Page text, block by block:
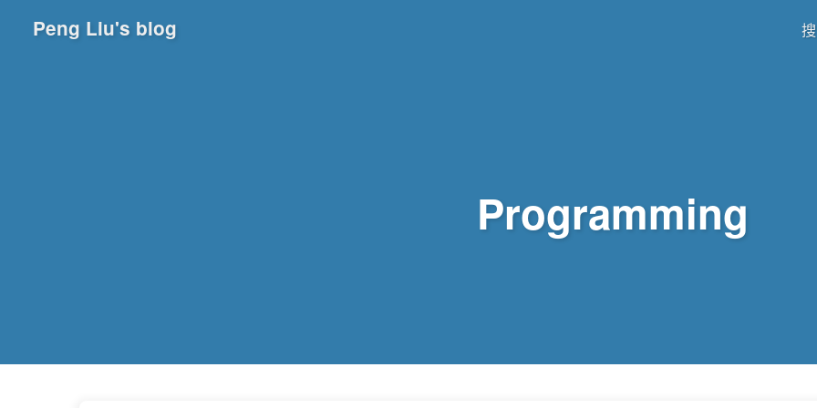
Peng Liu's blog
Programming